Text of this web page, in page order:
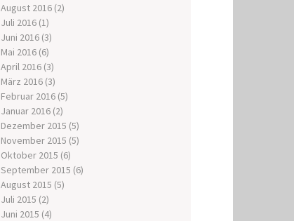
August 2016 (2)
Juli 2016 (1)
Juni 2016 (3)
Mai 2016 (6)
April 2016 (3)
März 2016 (3)
Februar 2016 (5)
Januar 2016 (2)
Dezember 2015 (5)
November 2015 (5)
Oktober 2015 (6)
September 2015 (6)
August 2015 (5)
Juli 2015 (2)
Juni 2015 (4)